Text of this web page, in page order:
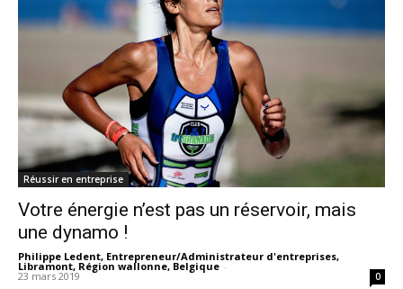
Réussir en entreprise
Votre énergie n’est pas un réservoir, mais
une dynamo !
Philippe Ledent, Entrepreneur/Administrateur d'entreprises,
Libramont, Région wallonne, Belgique -
23 mars 2019 0